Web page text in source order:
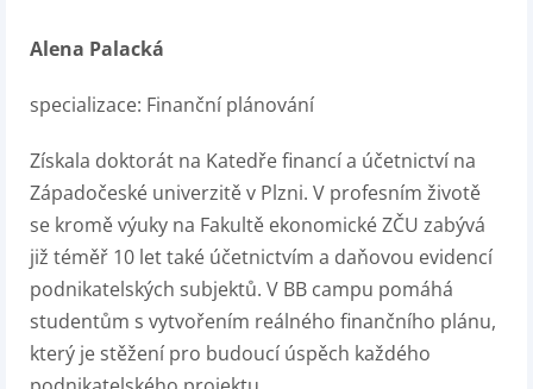
Alena Palacká
specializace: Finanční plánování
Získala doktorát na Katedře financí a účetnictví na
Západočeské univerzitě v Plzni. V profesním životě
se kromě výuky na Fakultě ekonomické ZČU zabývá
již téměř 10 let také účetnictvím a daňovou evidencí
podnikatelských subjektů. V BB campu pomáhá
studentům s vytvořením reálného finančního plánu,
který je stěžení pro budoucí úspěch každého